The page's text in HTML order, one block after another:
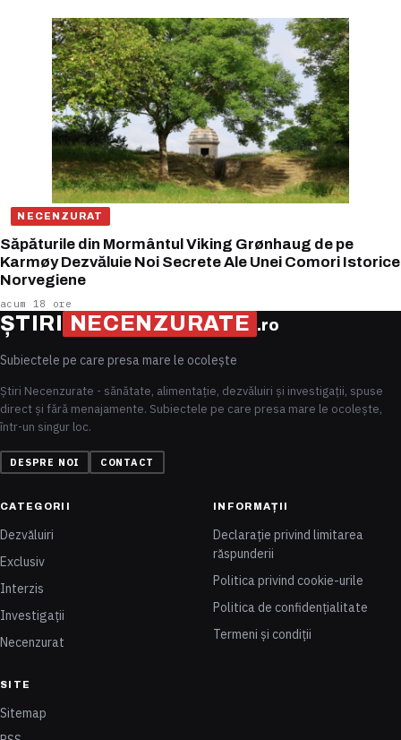
NECENZURAT
Săpăturile din Mormântul Viking Grønhaug de pe
Karmøy Dezvăluie Noi Secrete Ale Unei Comori Istorice
Norvegiene
acum 18 ore
ȘTIRI NECENZURATE .ro
Subiectele pe care presa mare le ocolește
Știri Necenzurate - sănătate, alimentație, dezvăluiri și investigații, spuse
direct și fără menajamente. Subiectele pe care presa mare le ocolește,
într-un singur loc.
DESPRE NOI CONTACT
CATEGORII
Dezvăluiri
Exclusiv
Interzis
Investigații
Necenzurat
INFORMAȚII
Declarație privind limitarea
răspunderii
Politica privind cookie-urile
Politica de confidențialitate
Termeni și condiții
SITE
Sitemap